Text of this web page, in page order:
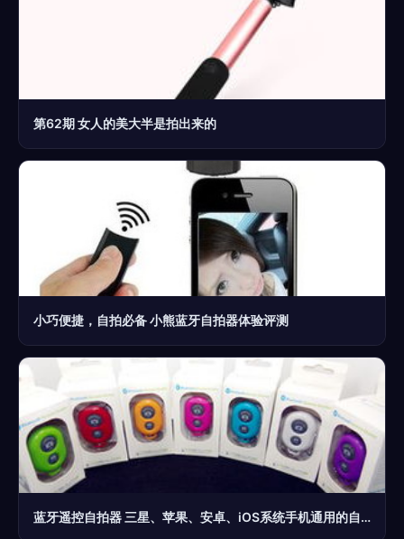
第62期 女人的美大半是拍出来的
小巧便捷，自拍必备 小熊蓝牙自拍器体验评测
蓝牙遥控自拍器 三星、苹果、安卓、iOS系统手机通用的自拍神器